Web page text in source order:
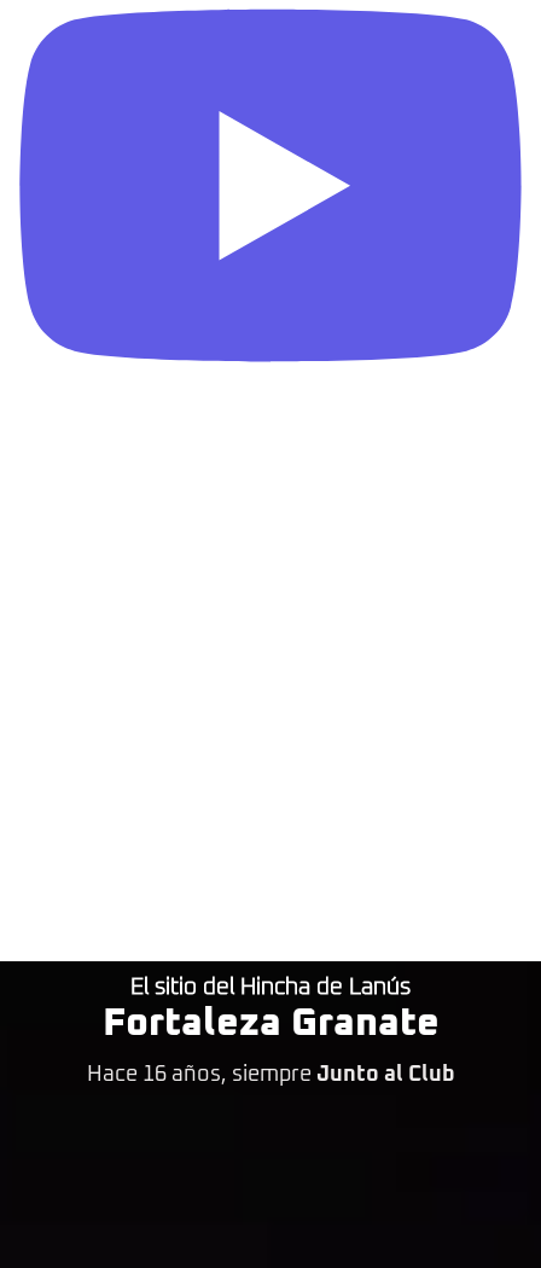
El sitio del Hincha de Lanús
Fortaleza Granate
Hace 16 años, siempre Junto al Club